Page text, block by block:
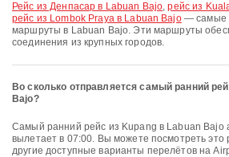
рейс из Денпасар в Labuan Bajo,рейс из
рейс из Lombok Praya в Labuan Bajo— самые
маршруты в Labuan Bajo. Эти маршруты
соединения из крупных городов.
Во сколько отправляется самый ранний
Bajo?
Самый ранний рейс из Kupang в Labuan Bajo авиакомпании Wings Air
вылетает в 07:00. Вы можете посмотреть это
другие доступные варианты перелётов на